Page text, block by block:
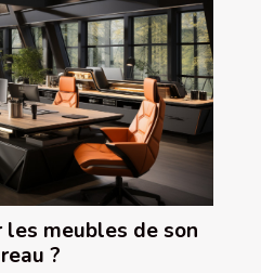
les meubles de son
?